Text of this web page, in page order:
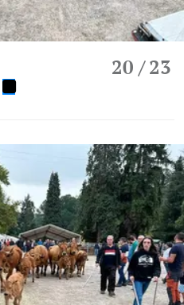
20 / 23